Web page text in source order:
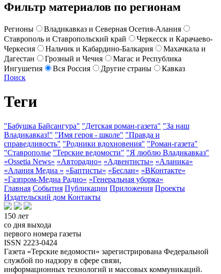
Фильтр материалов по регионам
Регионы
Владикавказ и Северная Осетия-Алания
Ставрополь и Ставропольский край
Черкесск и Карачаево-
Черкесия
Нальчик и Кабардино-Балкария
Махачкала и
Дагестан
Грозный и Чечня
Магас и Республика
Ингушетия
Вся Россия Другие страны
Кавказ
Поиск
Теги
"Бабушка Байсангура" "Детская роман-газета" "За наш
Владикавказ!" "Имя героя - школе" "Правда и
справедливость" "Родники вдохновения" "Роман-газета"
"Ставрополье "Терские ведомости" "Я люблю Владикавказ"
«Ossetia News» «Авторадио» «Адвентисты» «Аланика»
«Алания Медиа » «Баптисты» «Беслан» «ВКонтакте»
«Газпром-Медиа Радио» «Генеральная уборка»
Главная События Публикации Приложения Проекты
Издательский дом Контакты
150 лет
со дня выхода
первого номера газеты
ISSN 2223-0424
Газета «Терские ведомости» зарегистрирована Федеральной
службой по надзору в сфере связи,
информационных технологий и массовых коммуникаций.